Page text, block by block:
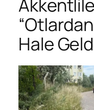
Hale